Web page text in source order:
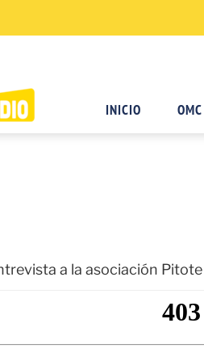
INICIO
a la asociación